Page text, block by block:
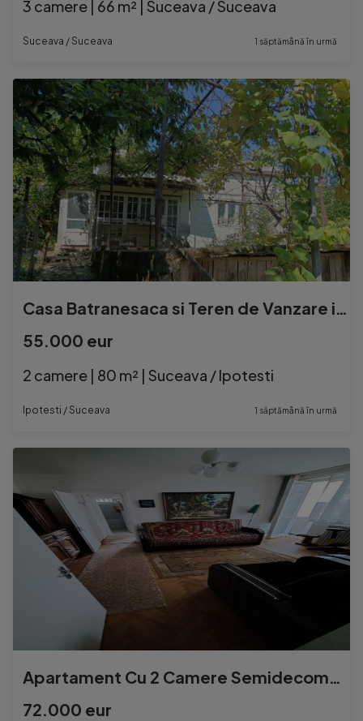
3 camere | 66 m² | Suceava / Suceava
Suceava / Suceava 1 săptămână în urmă
Casa Batranesaca si Teren de Vanzare in Ipotesti
55.000 eur
2 camere | 80 m² | Suceava / Ipotesti
Ipotesti / Suceava 1 săptămână în urmă
Apartament Cu 2 Camere Semidecomandate Etaj 1 -Zona Ultracentral
72.000 eur